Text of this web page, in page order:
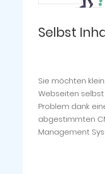
Selbst
Sie möchten
Webseiten selbst
Problem dank
abgestimmten
Management